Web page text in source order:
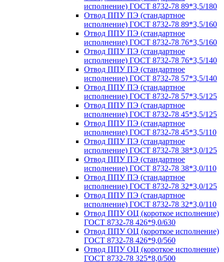
исполнение) ГОСТ 8732-78 89*3,5/180
Отвод ППУ ПЭ (стандартное
исполнение) ГОСТ 8732-78 89*3,5/160
Отвод ППУ ПЭ (стандартное
исполнение) ГОСТ 8732-78 76*3,5/160
Отвод ППУ ПЭ (стандартное
исполнение) ГОСТ 8732-78 76*3,5/140
Отвод ППУ ПЭ (стандартное
исполнение) ГОСТ 8732-78 57*3,5/140
Отвод ППУ ПЭ (стандартное
исполнение) ГОСТ 8732-78 57*3,5/125
Отвод ППУ ПЭ (стандартное
исполнение) ГОСТ 8732-78 45*3,5/125
Отвод ППУ ПЭ (стандартное
исполнение) ГОСТ 8732-78 45*3,5/110
Отвод ППУ ПЭ (стандартное
исполнение) ГОСТ 8732-78 38*3,0/125
Отвод ППУ ПЭ (стандартное
исполнение) ГОСТ 8732-78 38*3,0/110
Отвод ППУ ПЭ (стандартное
исполнение) ГОСТ 8732-78 32*3,0/125
Отвод ППУ ПЭ (стандартное
исполнение) ГОСТ 8732-78 32*3,0/110
Отвод ППУ ОЦ (короткое исполнение)
ГОСТ 8732-78 426*9,0/630
Отвод ППУ ОЦ (короткое исполнение)
ГОСТ 8732-78 426*9,0/560
Отвод ППУ ОЦ (короткое исполнение)
ГОСТ 8732-78 325*8,0/500